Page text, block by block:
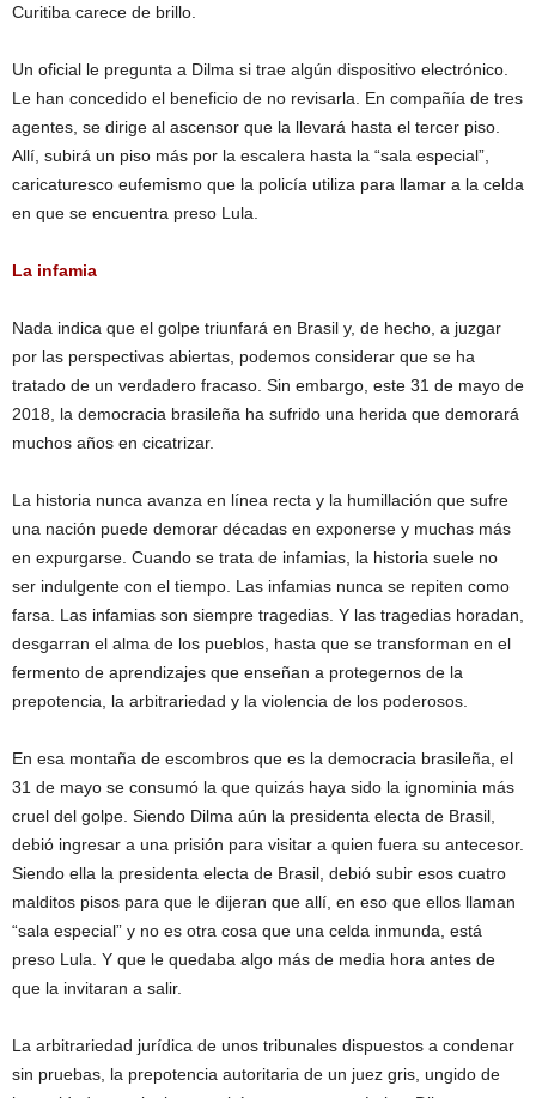
Curitiba carece de brillo.
Un oficial le pregunta a Dilma si trae algún dispositivo electrónico.
Le han concedido el beneficio de no revisarla. En compañía de tres
agentes, se dirige al ascensor que la llevará hasta el tercer piso.
Allí, subirá un piso más por la escalera hasta la “sala especial”,
caricaturesco eufemismo que la policía utiliza para llamar a la celda
en que se encuentra preso Lula.
La infamia
Nada indica que el golpe triunfará en Brasil y, de hecho, a juzgar
por las perspectivas abiertas, podemos considerar que se ha
tratado de un verdadero fracaso. Sin embargo, este 31 de mayo de
2018, la democracia brasileña ha sufrido una herida que demorará
muchos años en cicatrizar.
La historia nunca avanza en línea recta y la humillación que sufre
una nación puede demorar décadas en exponerse y much​a​s más
en expurgarse. Cuando se trata de infamias, la historia suele no
ser indulgente con el tiempo. Las infamias nunca se repiten como
farsa. Las infamias son siempre tragedias. Y las tragedias horadan,
desgarran el alma de los pueblos, hasta que se transforman en el
fermento de aprendizajes que enseñan a protegernos de la
prepotencia, la arbitrariedad y la violencia de los poderosos.
En esa montaña de escombros que es la democracia brasileña, el
31 de mayo se consumó la que quizás haya sido la ignominia más
cruel del golpe. Siendo Dilma aún la presidenta electa de Brasil,
debió ingresar a una prisión para visitar a quien fuera su antecesor.
Siendo ella la presidenta electa de Brasil, debió subir esos cuatro
malditos pisos para que le dijeran que allí, en eso que ellos llaman
“sala especial” y no es ​otra cosa que una celda inmunda, ​está ​
preso ​Lula. Y que le quedaba algo más de media hora antes de
que la invitaran a salir.
La arbitrariedad jurídica de unos tribunales dispuestos a condenar
sin pruebas, la prepotencia autoritaria de un juez gris, ungido de